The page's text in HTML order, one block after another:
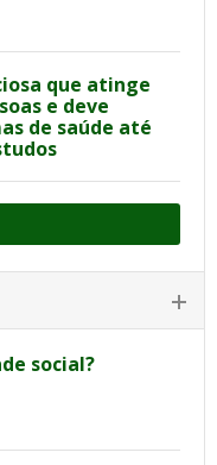
que atinge
e deve
de saúde até
social?